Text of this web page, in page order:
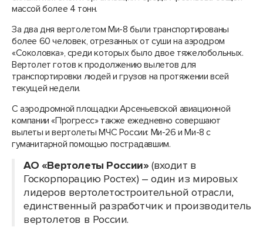
массой более 4 тонн.
За два дня вертолетом Ми-8 были транспортированы
более 60 человек, отрезанных от суши на аэродром
«Соколовка», среди которых было двое тяжелобольных.
Вертолет готов к продолжению вылетов для
транспортировки людей и грузов на протяжении всей
текущей недели.
С аэродромной площадки Арсеньевской авиационной
компании «Прогресс» также ежедневно совершают
вылеты и вертолеты МЧС России: Ми-26 и Ми-8 с
гуманитарной помощью пострадавшим.
АО «Вертолеты России»(входит в
Госкорпорацию Ростех) – один из мировых
лидеров вертолетостроительной отрасли,
единственный разработчик и производитель
вертолетов в России.